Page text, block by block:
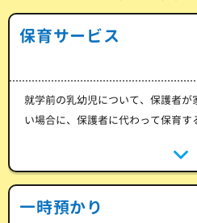
保育サービス
就学前の乳幼児について、保護者
い場合に、保護者に代わって保育す
一時預かり